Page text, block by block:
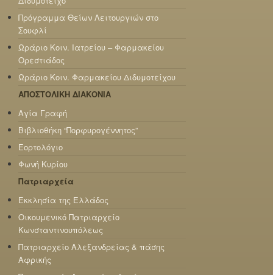
Πρόγραμμα Θείων Λειτουργιών στο
Σουφλί
Ωράριο Κοιν. Ιατρείου – Φαρμακείου
Ορεστιάδος
Ωράριο Κοιν. Φαρμακείου Διδυμοτείχου
ΑΠΟΣΤΟΛΙΚΗ ΔΙΑΚΟΝΙΑ
Αγία Γραφή
Βιβλιοθήκη “Πορφυρογέννητος”
Εορτολόγιο
Φωνή Κυρίου
Πατριαρχεία
Εκκλησία της Ελλάδος
Οικουμενικό Πατριαρχείο
Κωνσταντινουπόλεως
Πατριαρχείο Αλεξανδρείας & πάσης
Αφρικής